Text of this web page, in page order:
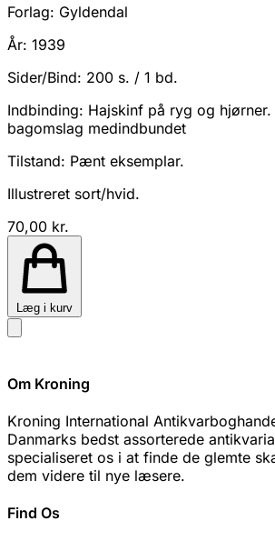
Forlag: Gyldendal
År: 1939
Sider/Bind: 200 s. / 1 bd.
Indbinding: Hajskinf på ryg og hjørner.
bagomslag medindbundet
Tilstand: Pænt eksemplar.
Illustreret sort/hvid.
70,00 kr.
Læg i kurv
Om Kroning
Kroning International
Danmarks bedst assorterede
specialiseret os i at finde de glemte
dem videre til nye læsere.
Find Os